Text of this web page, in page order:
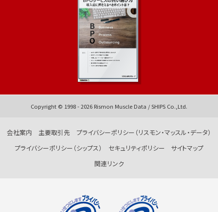
Copyright © 1998 -2026 Rismon Muscle Data / SHIPS Co.,Ltd.
会社案内 主要取引先
プライバシーポリシー（リスモン・マッスル・データ）
プライバシーポリシー（シップス）
セキュリティポリシー
サイトマップ
関連リンク